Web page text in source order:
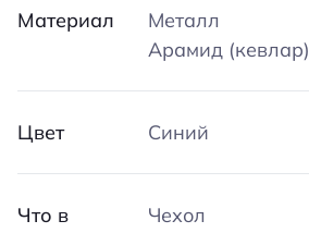
Материал
Металл
Арамид (кевлар)
Цвет Синий
Что в
Чехол